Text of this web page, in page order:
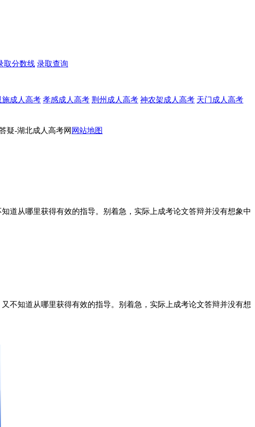
取分数线 录取查询
施成人高考 孝感成人高考 荆州成人高考 神农架成人高考 天门成人高考
疑-湖北成人高考网 网站地图
道从哪里获得有效的指导。别着急，实际上成考论文答辩并没有想象中
知道从哪里获得有效的指导。别着急，实际上成考论文答辩并没有想